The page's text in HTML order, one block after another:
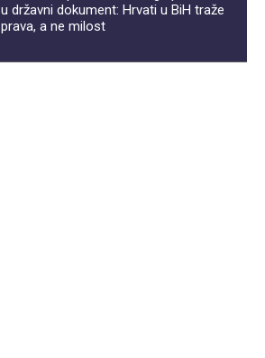
u državni dokument: Hrvati u BiH traže
prava, a ne milost